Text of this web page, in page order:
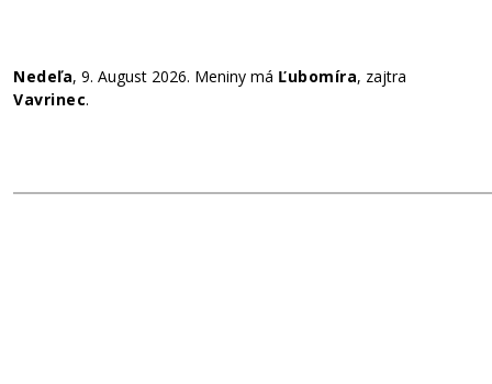
Nedeľa, 9. August 2026. Meniny má Ľubomíra, zajtra
Vavrinec.